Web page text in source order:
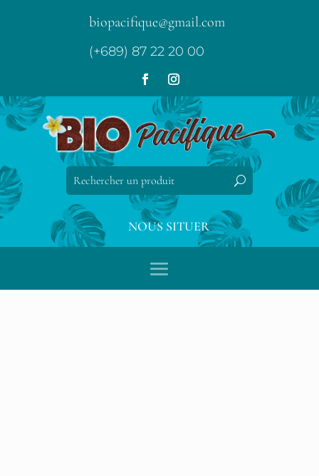
biopacifique@gmail.com
(+689) 87 22 20 00
NOUS SITUER